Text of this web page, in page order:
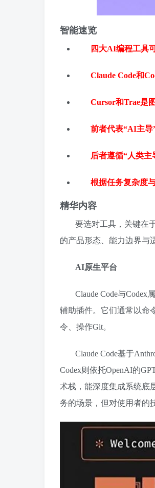
智能速览
四大AI编程工具
Claude Code和
Cursor和Trae是
前者代表“AI主导
后者遵循“人类主
根据任务复杂度
精华内容
要选对工具，关键在
的产品形态、能力边界与
AI原生平台
Claude Code与
辅助插件。它们通常以命
令、操作Git。
Claude Code基于
Codex则依托OpenAI的
术栈，能深度集成系统底
务的场景，但对使用者的